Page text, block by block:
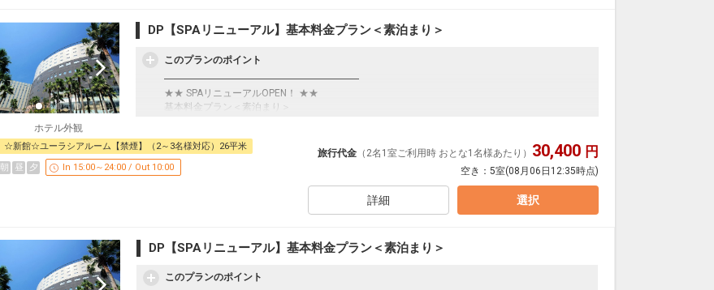
ホテル外観
DP【SPAリニューアル】基本料金プラン＜素泊まり＞
このプランのポイント
━━━━━━━━━━━━━━━━━━━━
★★ SPAリニューアルOPEN！ ★★
基本料金プラン＜素泊まり＞
ご宿泊のみのシンプルなプランです。
【本館4階SPA（大浴場）のご利用について】
・ご宿泊のお客様は【本館4階SPA(大浴場)】を料金不要でご利用いただけます。
※浴室清掃時間(深夜1:00～5:00)はご利用いただけません。
※4階SPA(大浴場)は、7歳以上・身長120cm以上のお子様は混浴ではご利用いただけません。
☆新館☆ユーラシアルーム【禁煙】（2～3名様対応）26平米
朝
昼 夕 In 15:00～24:00 / Out 10:00
旅行代金 （2名1室ご利用時 おとな1名様あたり） 30,400 円
空き： 5室(08月06日12:35時点)
詳細 選択
DP【SPAリニューアル】基本料金プラン＜素泊まり＞
このプランのポイント